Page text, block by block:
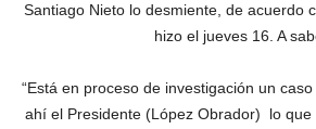
Santiago Nieto lo desmiente, de acuerdo
hizo el jueves 16. A
“Está en proceso de investigación un
ahí el Presidente (López Obrador) lo